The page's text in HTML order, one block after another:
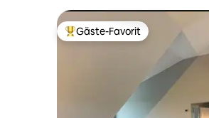
Beliebter Gäste-Favorit.
Gäste-Favorit